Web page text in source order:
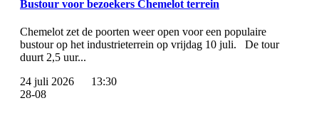
Bustour voor bezoekers Chemelot terrein
Chemelot zet de poorten weer open voor een populaire
bustour op het industrieterrein op vrijdag 10 juli. De tour
duurt 2,5 uur...
24 juli 2026
13:30
28-08